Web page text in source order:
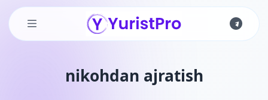
nikohdan ajratish